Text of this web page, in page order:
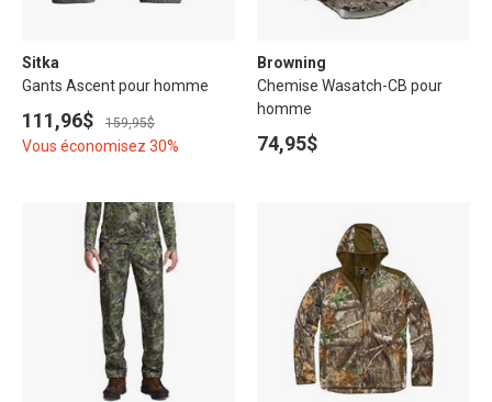
Sitka
Gants Ascent pour homme
111,96$ 159,95$
Vous économisez 30%
Browning
Chemise Wasatch-CB pour
homme
74,95$